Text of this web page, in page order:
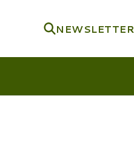
NEWSLETTER